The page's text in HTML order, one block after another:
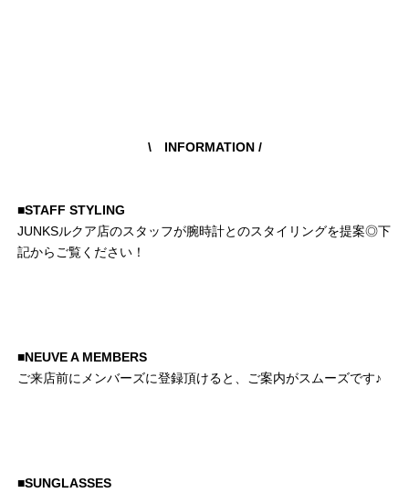
\ INFORMATION /
■STAFF STYLING
JUNKSルクア店のスタッフが腕時計とのスタイリングを提案◎下
記からご覧ください！
■NEUVE A MEMBERS
ご来店前にメンバーズに登録頂けると、ご案内がスムーズです♪
■SUNGLASSES